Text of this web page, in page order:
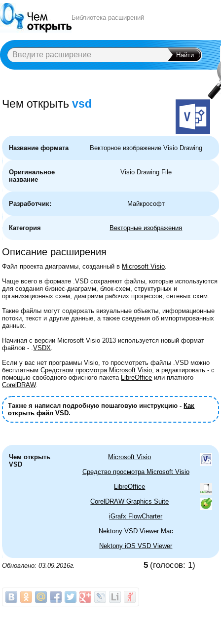
Библиотека расширений
A B C E G H I T U V W X
Чем открытьvsd
Название формата Векторное изображение Visio Drawing
Оригинальное
название
Visio Drawing File
Разработчик: Майкрософт
Категория Векторные изображения
Описание расширения
Файл проекта диаграммы, созданный в Microsoft Visio.
Чаще всего в формате .VSD сохраняют файлы, которые используются
для создания бизнес-диаграмм, блок-схем, структурных и
организационных схем, диаграмм рабочих процессов, сетевых схем.
Такие файлы могут содержать визуальные объекты, информационные
потоки, текст и другие данные, а также сведения об импортированных
данных.
Начиная с версии Microsoft Visio 2013 используется новый формат
файлов - .VSDX.
Если у вас нет программы Visio, то просмотреть файлы .VSD можно
бесплатнымСредством просмотра Microsoft Visio, а редактировать - с
помощью свободного офисного пакета LibreOffice или платного
CorelDRAW.
Также я написал подробную пошаговую инструкцию - Как
открыть файл VSD.
Чем открыть
VSD
Microsoft Visio
Средство просмотра Microsoft Visio
LibreOffice
CorelDRAW Graphics Suite
iGrafx FlowCharter
Nektony VSD Viewer Mac
Nektony iOS VSD Viewer
Обновлено: 03.09.2016г. 5 (голосов: 1)